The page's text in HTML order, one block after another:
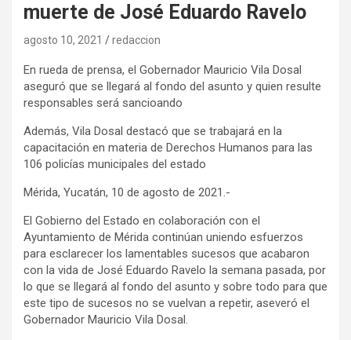
muerte de José Eduardo Ravelo
agosto 10, 2021 redaccion
En rueda de prensa, el Gobernador Mauricio Vila Dosal
aseguró que se llegará al fondo del asunto y quien resulte
responsables será sancioando
Además, Vila Dosal destacó que se trabajará en la
capacitación en materia de Derechos Humanos para las
106 policías municipales del estado
Mérida, Yucatán, 10 de agosto de 2021.-
El Gobierno del Estado en colaboración con el
Ayuntamiento de Mérida continúan uniendo esfuerzos
para esclarecer los lamentables sucesos que acabaron
con la vida de José Eduardo Ravelo la semana pasada, por
lo que se llegará al fondo del asunto y sobre todo para que
este tipo de sucesos no se vuelvan a repetir, aseveró el
Gobernador Mauricio Vila Dosal.